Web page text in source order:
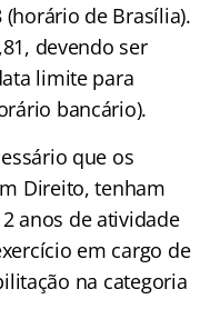
de Brasília).
devendo ser
limite para
bancário).
que os
Direito, tenham
anos de atividade
em cargo de
na categoria